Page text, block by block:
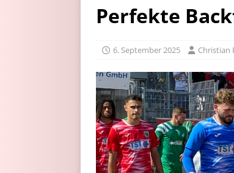
Perfekte
6. September 2025 Christian